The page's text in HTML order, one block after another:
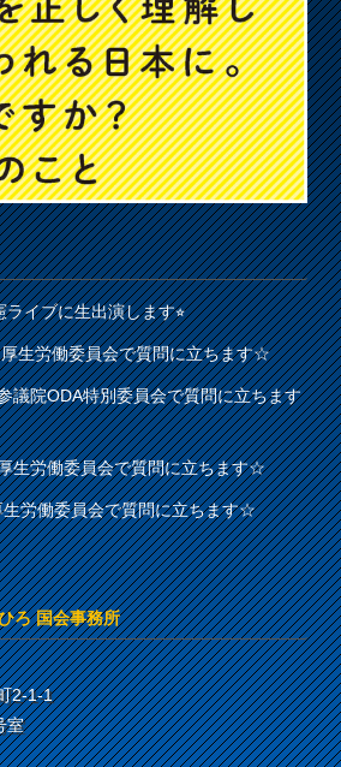
ライブに生出演します⭐︎
生労働委員会で質問に立ちます☆
議院ODA特別委員会で質問に立ちます
生労働委員会で質問に立ちます☆
労働委員会で質問に立ちます☆
ろ 国会事務所
2-1-1
室